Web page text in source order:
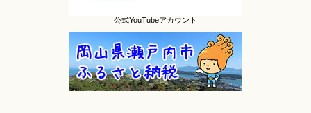
公式YouTubeアカウント